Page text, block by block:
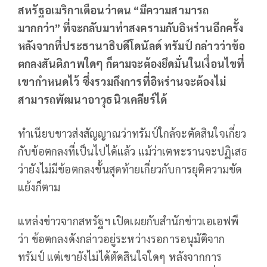
สหรัฐอเมริกาเตือนว่าตน “มีความสามารถ
มากกว่า” ที่จะกลับมาทำสงครามกับอิหร่านอีกครั้ง
หลังจากที่ประธานาธิบดีโดนัลด์ ทรัมป์ กล่าวว่าข้อ
ตกลงสันติภาพใดๆ ก็ตามจะต้องยึดมั่นในเงื่อนไขที่
เขากำหนดไว้ ซึ่งรวมถึงการที่อิหร่านจะต้องไม่
สามารถพัฒนาอาวุธนิวเคลียร์ได้
ทำเนียบขาวส่งสัญญาณว่าทรัมป์ใกล้จะตัดสินใจเกี่ยว
กับข้อตกลงที่เป็นไปได้แล้ว แม้ว่าเตหะรานจะปฏิเสธ
ว่ายังไม่มีข้อตกลงขั้นสุดท้ายเกี่ยวกับการยุติความขัด
แย้งก็ตาม
แหล่งข่าวจากสหรัฐฯ เปิดเผยกับสำนักข่าวเอเอฟพี
ว่า ข้อตกลงดังกล่าวอยู่ระหว่างรอการอนุมัติจาก
ทรัมป์ แต่เขายังไม่ได้ตัดสินใจใดๆ หลังจากการ